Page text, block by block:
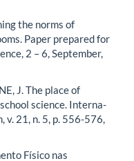
the norms of
Paper prepared for
2 – 6, September,
J. The place of
science. Interna-
21, n. 5, p. 556-576,
Físico nas